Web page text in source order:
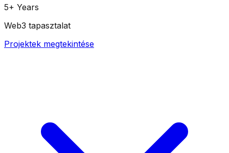
5+ Years
Web3 tapasztalat
Projektek megtekintése